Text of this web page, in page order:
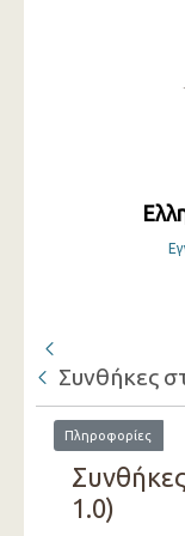
Συνθήκες
Πληροφορίες
1.0)